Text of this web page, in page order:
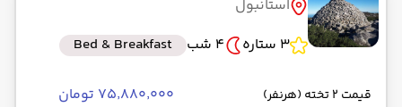
استانبول
3 ستاره
4 شب Bed & Breakfast
قیمت 2 تخته (هرنفر) ۷۵٬۸۸۰٬۰۰۰ تومان